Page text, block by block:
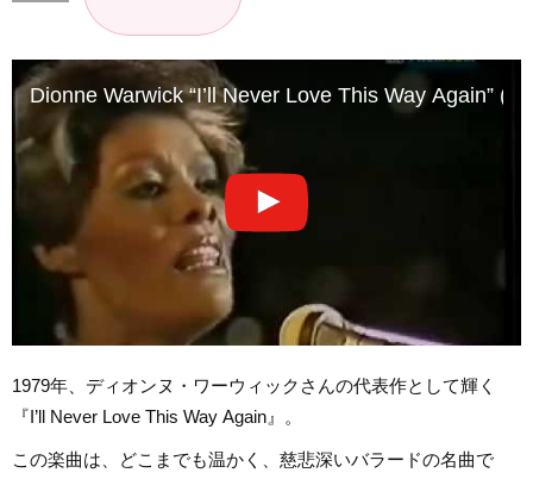
Dionne Warwick “I’ll Never Love This Way Again”
1979年、ディオンヌ・ワーウィックさんの代表作として輝く
『I’ll Never Love This Way Again』。
この楽曲は、どこまでも温かく、慈悲深いバラードの名曲で